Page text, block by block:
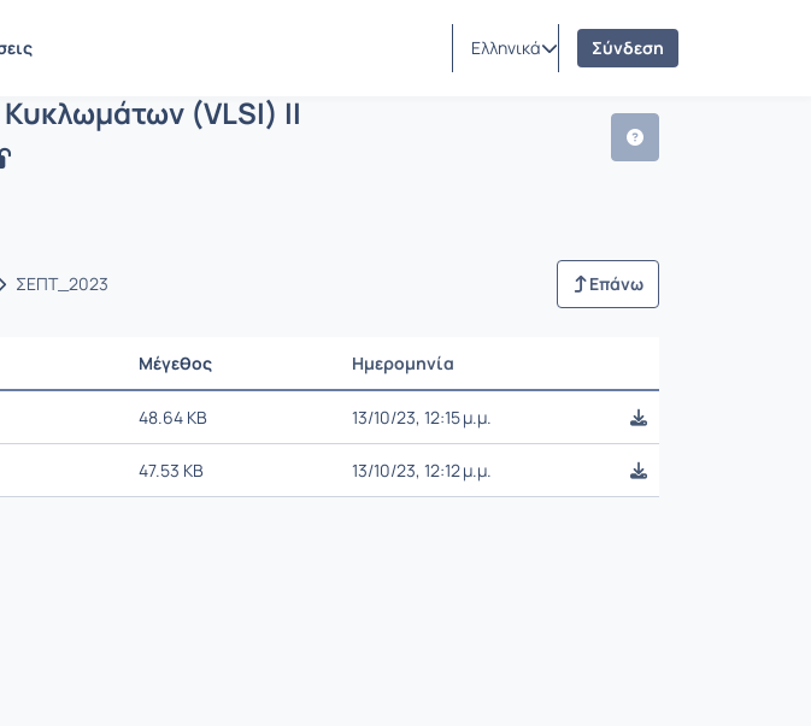
Ελληνικά Σύνδεση
(VLSI) ΙΙΚυκλωμάτων (VLSI) ΙΙ
(VLSI) ΙΙ
ΣΕΠΤ_2023 Επάνω
Μέγεθος Ημερομηνία
48.64 KB 13/10/23, 12:15 μ.μ.
47.53 KB 13/10/23, 12:12 μ.μ.